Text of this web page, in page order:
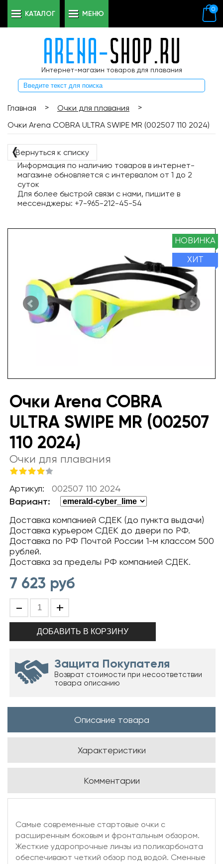
Интернет-магазин товаров для плавания
0
КАТАЛОГ МЕНЮ
Главная > Очки для плавания
>
Очки Arena COBRA ULTRA SWIPE MR (002507 110 2024)
❬Вернуться к списку
Информация по наличию товаров в интернет-
магазине обновляется с интервалом от 1 до 2
суток
Для более быстрой связи с нами, пишите в
мессенджеры: +7-965-212-45-54
НОВИНКА
ХИТ
Очки Arena COBRA
ULTRA SWIPE MR (002507
110 2024)
Очки для плавания
Артикул: 002507 110 2024
Вариант:
Доставка компанией СДЕК (до пункта выдачи)
Доставка курьером СДЕК до двери по РФ.
Доставка по РФ Почтой России 1-м классом 500
рублей.
Доставка за пределы РФ компанией СДЕК.
7 623 руб
- +
Защита Покупателя
Возврат стоимости при несоответствии
товара описанию
Описание товара
Характеристики
Комментарии
Самые современные стартовые очки с
расширенным боковым и фронтальным обзором.
Жесткие ударопрочные линзы из поликарбоната
обеспечивают четкий обзор под водой. Сменные